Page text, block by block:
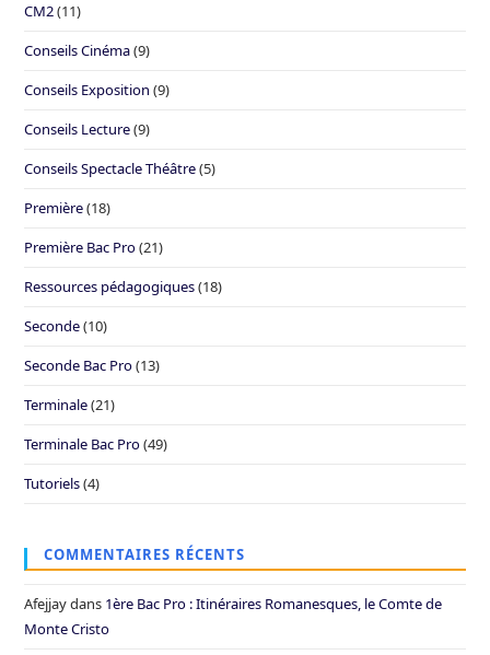
CM2(11)
Conseils Cinéma(9)
Conseils Exposition (9)
Conseils Lecture(9)
Conseils Spectacle Théâtre(5)
Première(18)
Première Bac Pro(21)
Ressources pédagogiques(18)
Seconde(10)
Seconde Bac Pro(13)
Terminale(21)
Terminale Bac Pro(49)
Tutoriels(4)
COMMENTAIRES RÉCENTS
Afejjaydans 1ère Bac Pro : Itinéraires Romanesques, le Comte de
Monte Cristo